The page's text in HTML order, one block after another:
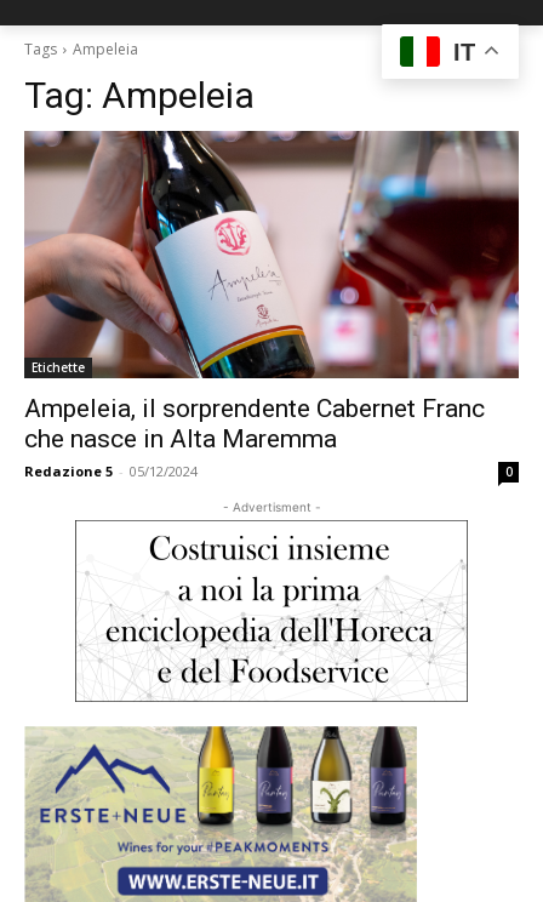
Tags Ampeleia
Tag: Ampeleia
Etichette
Ampeleia, il sorprendente Cabernet Franc
che nasce in Alta Maremma
Redazione 5 - 05/12/2024 0
- Advertisment -
IT